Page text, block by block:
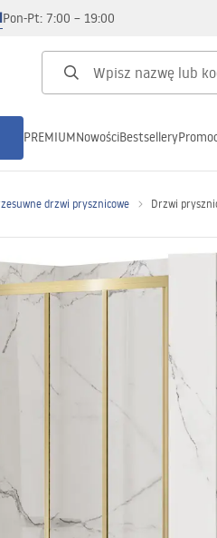
Pon-Pt: 7:00 – 19:00
PREMIUMNowościBestsellery
drzwi prysznicowe Drzwi